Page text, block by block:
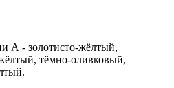
А - золотисто-жёлтый,
тёмно-оливковый,